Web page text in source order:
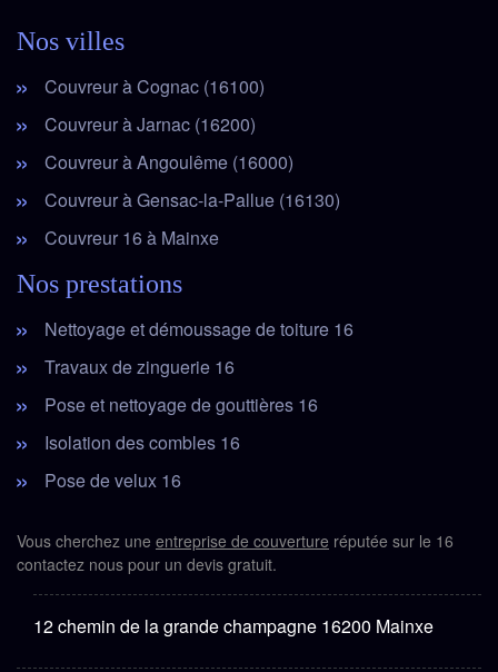
Nos villes
Couvreur à Cognac (16100)
Couvreur à Jarnac (16200)
Couvreur à Angoulême (16000)
Couvreur à Gensac-la-Pallue (16130)
Couvreur 16 à Mainxe
Nos prestations
Nettoyage et démoussage de toiture 16
Travaux de zinguerie 16
Pose et nettoyage de gouttières 16
Isolation des combles 16
Pose de velux 16
Vous cherchez une entreprise de couverture réputée sur le 16
contactez nous pour un devis gratuit.
12 chemin de la grande champagne 16200 Mainxe